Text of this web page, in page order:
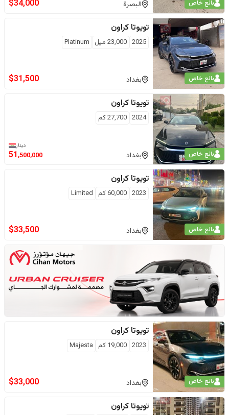
بائع خاص البصرة $34,000
بائع خاص
تويوتا كراون
2025
23,000 ميل Platinum
بغداد $31,500
بائع خاص
تويوتا كراون
2024
27,700كم
بغداد
دينار
51,500,000
بائع خاص
تويوتا كراون
2023
60,000كم Limited
بغداد $33,500
بائع خاص
تويوتا كراون
2023
19,000 كم Majesta
بغداد $33,000
تويوتا كراون